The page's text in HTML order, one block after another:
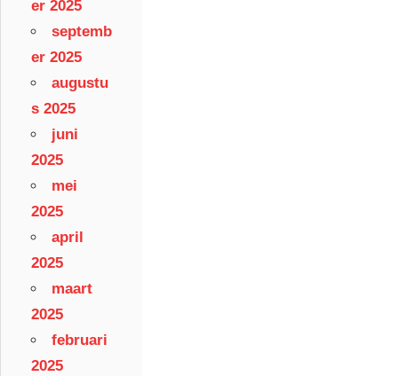
er 2025
septemb
er 2025
augustu
s 2025
juni
2025
mei
2025
april
2025
maart
2025
februari
2025